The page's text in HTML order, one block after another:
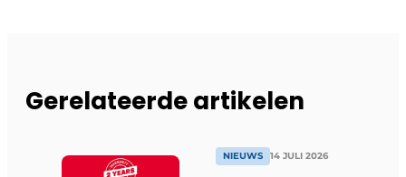
Gerelateerde artikelen
NIEUWS 14 JULI 2026